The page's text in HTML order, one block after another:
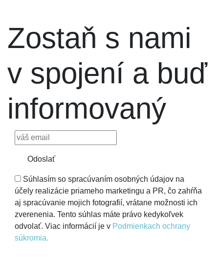
Zostaň s nami
v spojení a buď
informovaný
Odoslať
Súhlasím so spracúvaním osobných údajov na
účely realizácie priameho marketingu a PR, čo zahŕňa
aj spracúvanie mojich fotografií, vrátane možnosti ich
zverenenia. Tento súhlas máte právo kedykoľvek
odvolať. Viac informácií je v Podmienkach ochrany
súkromia.